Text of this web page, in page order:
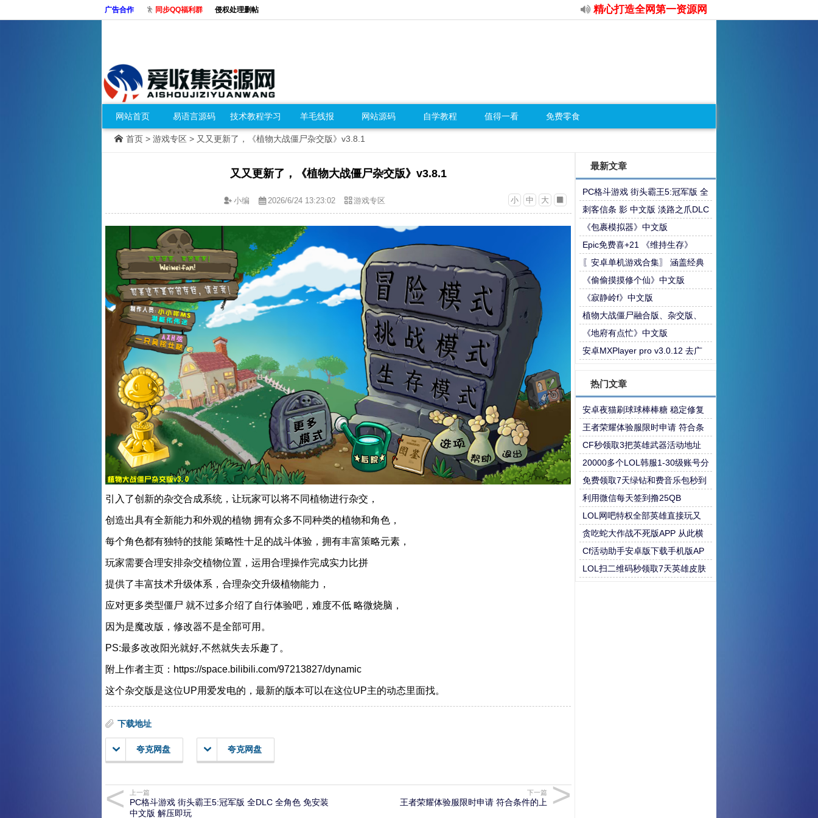
广告合作 同步QQ福利群 侵权处理删帖 精心打造全网第一资源网
网站首页 易语言源码 技术教程学习 羊毛线报 网站源码 自学教程 值得一看 免费零食
首页 > 游戏专区 > 又又更新了，《植物大战僵尸杂交版》v3.8.1
又又更新了，《植物大战僵尸杂交版》v3.8.1
小 中 大
小编 2026/6/24 13:23:02 游戏专区
引入了创新的杂交合成系统，让玩家可以将不同植物进行杂交，
创造出具有全新能力和外观的植物 拥有众多不同种类的植物和角色，
每个角色都有独特的技能 策略性十足的战斗体验，拥有丰富策略元素，
玩家需要合理安排杂交植物位置，运用合理操作完成实力比拼
提供了丰富技术升级体系，合理杂交升级植物能力，
应对更多类型僵尸 就不过多介绍了自行体验吧，难度不低 略微烧脑，
因为是魔改版，修改器不是全部可用。
PS:最多改改阳光就好,不然就失去乐趣了。
附上作者主页：https://space.bilibili.com/97213827/dynamic
这个杂交版是这位UP用爱发电的，最新的版本可以在这位UP主的动态里面找。
下载地址
夸克网盘 夸克网盘
上一篇
PC格斗游戏 街头霸王5:冠军版 全DLC 全角色 免安装
中文版 解压即玩
下一篇
王者荣耀体验服限时申请 符合条件的上
最新文章
PC格斗游戏 街头霸王5:冠军版 全
DLC 全角色 免安装中文版 解压即
玩
刺客信条 影 中文版 淡路之爪DLC
+预购特典+全DLC+修改器 解压
即玩 【非虚拟机版】qw
《包裹模拟器》中文版
Epic免费喜+21 《维持生存》
〖安卓单机游戏合集〗 涵盖经典
合集【256G】
《偷偷摸摸修个仙》中文版
《寂静岭f》中文版
植物大战僵尸融合版、杂交版、
杂交重置版 安卓+PC电脑版最新
版含关卡构建器
《地府有点忙》中文版
安卓MXPlayer pro v3.0.12 去广
热门文章
安卓夜猫刷球球棒棒糖 稳定修复
版本
王者荣耀体验服限时申请 符合条
件的上
CF秒领取3把英雄武器活动地址
20000多个LOL韩服1-30级账号分
享
免费领取7天绿钻和费音乐包秒到
利用微信每天签到撸25QB
LOL网吧特权全部英雄直接玩又
来了
贪吃蛇大作战不死版APP 从此横
行霸道于群蛇之间
Cf活动助手安卓版下载手机版AP
P下载
LOL扫二维码秒领取7天英雄皮肤